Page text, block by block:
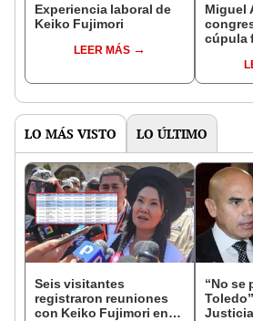
Experiencia laboral de
Keiko Fujimori
LEER MÁS
Miguel
cúpula
del
LO MÁS VISTO LO ÚLTIMO
Seis visitantes
registraron reuniones
con Keiko Fujimori en
“No se